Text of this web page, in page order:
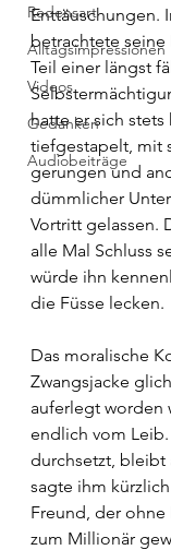
Redensart
Alltagsimpressionen
Videos
Gedanken
Audiobeiträge
Enttäuschungen.
betrachtete seine
Teil einer längst
hatte er sich stets
tiefgestapelt, mit
gerungen und
dümmlicher
Vortritt gelassen.
alle Mal Schluss
würde ihn
die Füsse lecken.
Das moralische
Zwangsjacke
auferlegt worden
endlich vom
durchsetzt, bleibt
sagte ihm
Freund, der ohne
zum Millionär